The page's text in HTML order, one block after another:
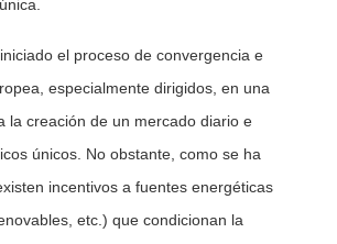
el proceso de convergencia e
especialmente dirigidos, en una
la creación de un mercado diario e
únicos. No obstante, como se ha
incentivos a fuentes energéticas
etc.) que condicionan la